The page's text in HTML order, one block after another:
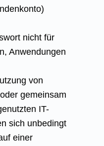
nicht für
Anwendungen
von
gemeinsam
IT-
sich unbedingt
einer